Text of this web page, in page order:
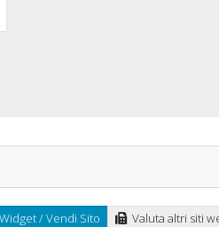
/ Vendi Sito Valuta altri siti